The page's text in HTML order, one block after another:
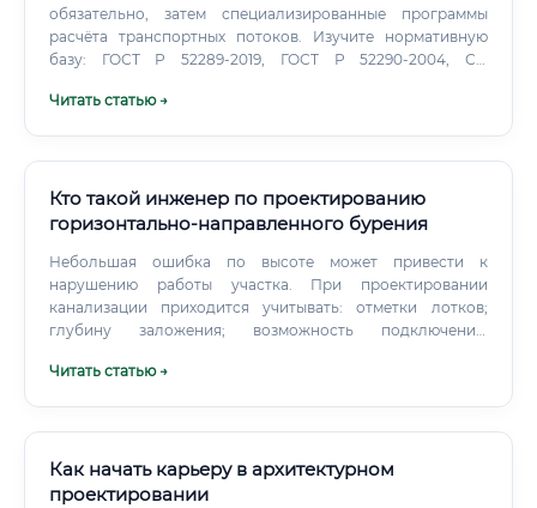
обязательно, затем специализированные программы
расчёта транспортных потоков. Изучите нормативную
базу: ГОСТ Р 52289-2019, ГОСТ Р 52290-2004, СП
Читать статью →
Кто такой инженер по проектированию
горизонтально-направленного бурения
Небольшая ошибка по высоте может привести к
нарушению работы участка. При проектировании
канализации приходится учитывать: отметки лотков;
глубину заложения; возможность подключения;
допустимый уклон; необходимость промежуточных
Читать статью →
Как начать карьеру в архитектурном
проектировании